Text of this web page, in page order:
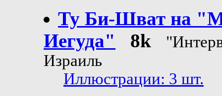
Ту Би-Шват на
Иегуда"
8k
Израиль
Иллюстрации: 3 шт.